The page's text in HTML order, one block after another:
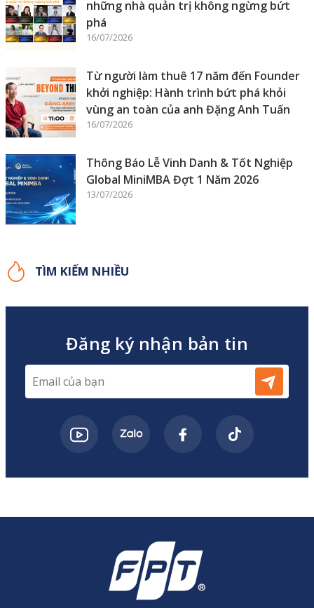
những nhà quản trị không ngừng bứt
phá
16/07/2026
Từ người làm thuê 17 năm đến Founder
khởi nghiệp: Hành trình bứt phá khỏi
vùng an toàn của anh Đặng Anh Tuấn
16/07/2026
Thông Báo Lễ Vinh Danh & Tốt Nghiệp
Global MiniMBA Đợt 1 Năm 2026
13/07/2026
TÌM KIẾM NHIỀU
Đăng ký nhận bản tin